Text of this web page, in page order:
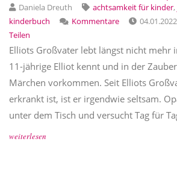
Daniela Dreuth achtsamkeit für kinder,
kinderbuch
Kommentare 04.01.2022
Teilen
Elliots Großvater lebt längst nicht mehr
11-jährige Elliot kennt und in der
Märchen vorkommen. Seit Elliots
erkrankt ist, ist er irgendwie seltsam.
unter dem Tisch und versucht Tag für
weiterlesen